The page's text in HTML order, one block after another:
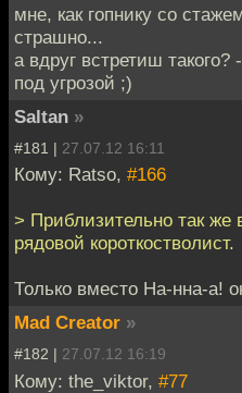
мне, как гопнику со
страшно...
а вдруг встретиш такого?
под угрозой ;)
Saltan »
#181 | 27.07.12 16:11
Кому: Ratso, #166
> Приблизительно так же
рядовой короткостволист.
Только вместо На-нна-а!
Mad Creator »
#182 | 27.07.12 16:19
Кому: the_viktor, #77